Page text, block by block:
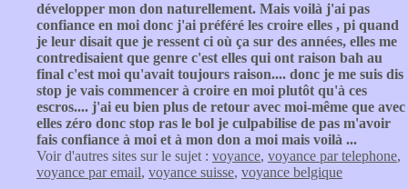
développer mon don naturellement. Mais voilà j'ai pas
confiance en moi donc j'ai préféré les croire elles , pi quand
je leur disait que je ressent ci où ça sur des années, elles me
contredisaient que genre c'est elles qui ont raison bah au
final c'est moi qu'avait toujours raison.... donc je me suis dis
stop je vais commencer à croire en moi plutôt qu'à ces
escros.... j'ai eu bien plus de retour avec moi-même que avec
elles zéro donc stop ras le bol je culpabilise de pas m'avoir
fais confiance à moi et à mon don a moi mais voilà ...
Voir d'autres sites sur le sujet : voyance, voyance par telephone,
voyance par email, voyance suisse, voyance belgique